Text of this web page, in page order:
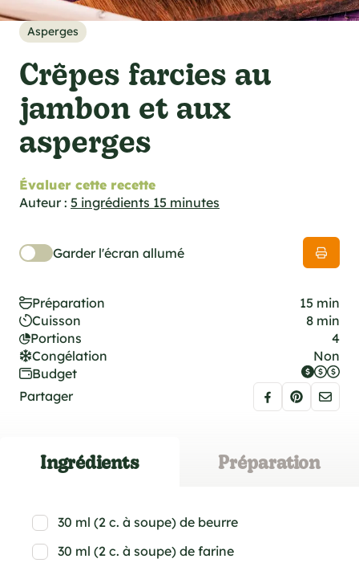
techniques
foodieAsperges
Crêpes farcies au
jambon et aux
asperges
Évaluer cette recette
Auteur : 5 ingrédients 15 minutes
Garder l'écran allumé
Préparation
15 min
Cuisson
8 min
Portions
4
Congélation
Non
Budget
Partager
Ingrédients Préparation
30 ml (2 c. à soupe) de beurre
30 ml (2 c. à soupe) de farine